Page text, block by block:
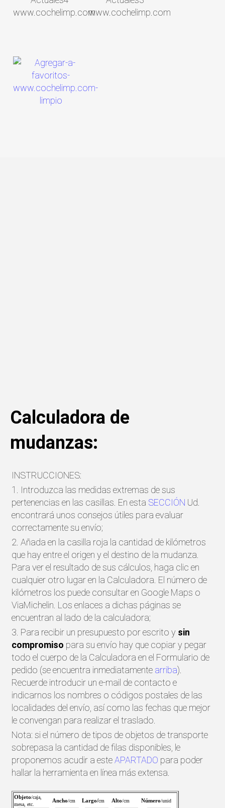
Calculadora de
mudanzas:
INSTRUCCIONES:
1. Introduzca las medidas extremas de sus
pertenencias en las casillas. En esta SECCIÓN Ud.
encontrará unos consejos útiles para evaluar
correctamente su envío;
2. Añada en la casilla roja la cantidad de kilómetros
que hay entre el origen y el destino de la mudanza.
Para ver el resultado de sus cálculos, haga clic en
cualquier otro lugar en la Calculadora. El número de
kilómetros los puede consultar en Google Maps o
ViaMichelin. Los enlaces a dichas páginas se
encuentran al lado de la calculadora;
3. Para recibir un presupuesto por escrito y sin
compromiso para su envío hay que copiar y pegar
todo el cuerpo de la Calculadora en el Formulario de
pedido (se encuentra inmediatamente arriba).
Recuerde introducir un e-mail de contacto e
indicarnos los nombres o códigos postales de las
localidades del envío, así como las fechas que mejor
le convengan para realizar el traslado.
Nota: si el número de tipos de objetos de transporte
sobrepasa la cantidad de filas disponibles, le
proponemos acudir a esteAPARTADO para poder
hallar la herramienta en línea más extensa.
Objeto/caja,
mesa, etc.
Ancho/cm Largo/cm Alto/cm Número/unid